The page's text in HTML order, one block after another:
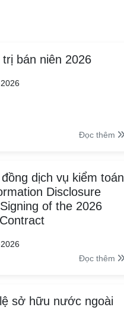
bán niên 2026
Đọc thêm
dịch vụ kiểm toán
Disclosure
of the 2026
Đọc thêm
sở hữu nước ngoài